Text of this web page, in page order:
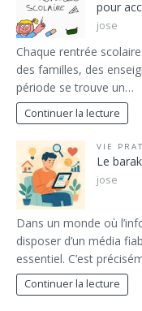
pour
jose
Chaque rentrée
des familles, des
période se trouve un…
Continuer la lecture
VIE
Le
jose
Dans un monde où
disposer d’un média
essentiel. C’est
Continuer la lecture